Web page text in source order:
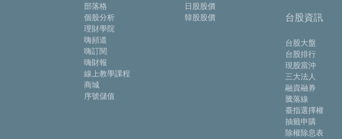
部落格
個股分析
理財學院
嗨頻道
嗨訂閱
嗨財報
線上教學課程
商城
序號儲值
日股股價
韓股股價
台股資訊
台股大盤
台股排行
現股當沖
三大法人
融資融券
騰落線
臺指選擇權
抽籤申購
除權除息表